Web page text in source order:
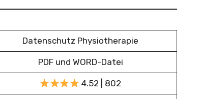
Datenschutz Physiotherapie
PDF und WORD-Datei
4.52 | 802